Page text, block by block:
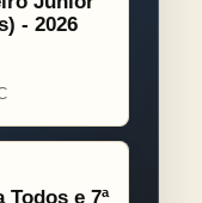
- 2026
Todos e 7ª